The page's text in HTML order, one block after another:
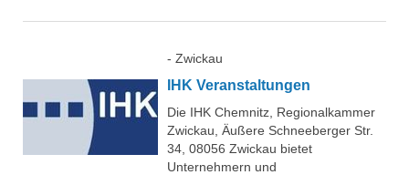
- Zwickau
IHK Veranstaltungen
Die IHK Chemnitz, Regionalkammer
Zwickau, Äußere Schneeberger Str.
34, 08056 Zwickau bietet
Unternehmern und